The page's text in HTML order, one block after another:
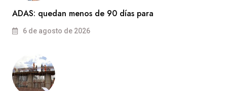
ADAS: quedan menos de 90 días para
6 de agosto de 2026